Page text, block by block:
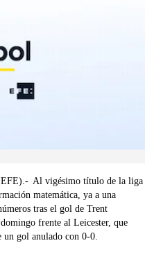
Al vigésimo título de la liga
matemática, ya a una
tras el gol de Trent
frente al Leicester, que
un gol anulado con 0-0.